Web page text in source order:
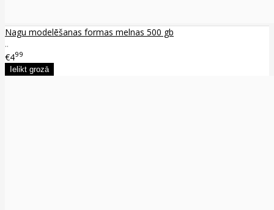
Nagu modelēšanas formas melnas 500 gb
..
€499